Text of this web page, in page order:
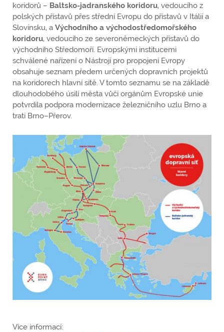
koridorů – Baltsko-jadranského koridoru, vedoucího z
polských přístavů přes střední Evropu do přístavů v Itálii a
Slovinsku, a Východního a východostředomořského
koridoru, vedoucího ze severoněmeckých přístavů do
východního Středomoří. Evropskými institucemi
schválené nařízení o Nástroji pro propojení Evropy
obsahuje seznam předem určených dopravních projektů
na koridorech hlavní sítě. V tomto seznamu se na základě
dlouhodobého úsilí města vůči orgánům Evropské unie
potvrdila podpora modernizace železničního uzlu Brno a
trati Brno–Přerov.
Více informací: